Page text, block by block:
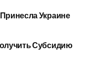
Украине
Субсидию